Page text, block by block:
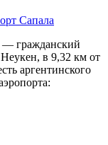
Сапала
— гражданский
в 9,32 км от
аргентинского